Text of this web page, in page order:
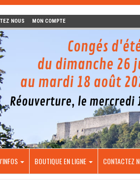
NOUS MON COMPTE
BOUTIQUE EN LIGNE CONTACTEZ